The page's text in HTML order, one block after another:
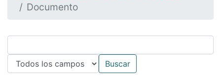
Documento